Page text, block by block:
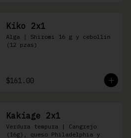
Kiko 2x1
Alga | Shiromi 16 g y cebollin
(12 pzas)
$161.00
Kakiage 2x1
Verdura tempura | Cangrejo
(16g), queso Philadelphia y